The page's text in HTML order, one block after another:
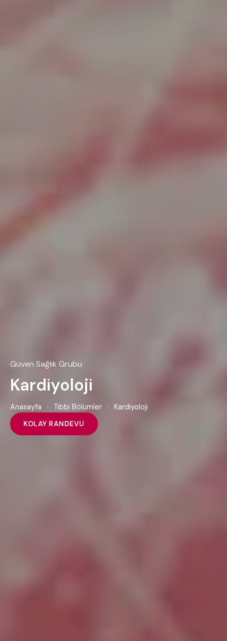
Güven Sağlık Grubu
Kardiyoloji
Anasayfa › Tıbbi Bölümler ›
Kardiyoloji
KOLAY RANDEVU